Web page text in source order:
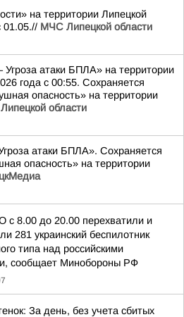
на территории Липецкой
01.05.// МЧС Липецкой области
Угроза атаки БПЛА» на территории
года с 00:55. Сохраняется
опасность» на территории
области
атаки БПЛА». Сохраняется
опасность» на территории
8.00 до 20.00 перехватили и
281 украинский беспилотник
типа над российскими
сообщает Минобороны РФ
За день, без учета сбитых